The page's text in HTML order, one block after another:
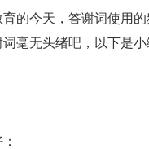
的今天，答谢词使用
毫无头绪吧，以下是